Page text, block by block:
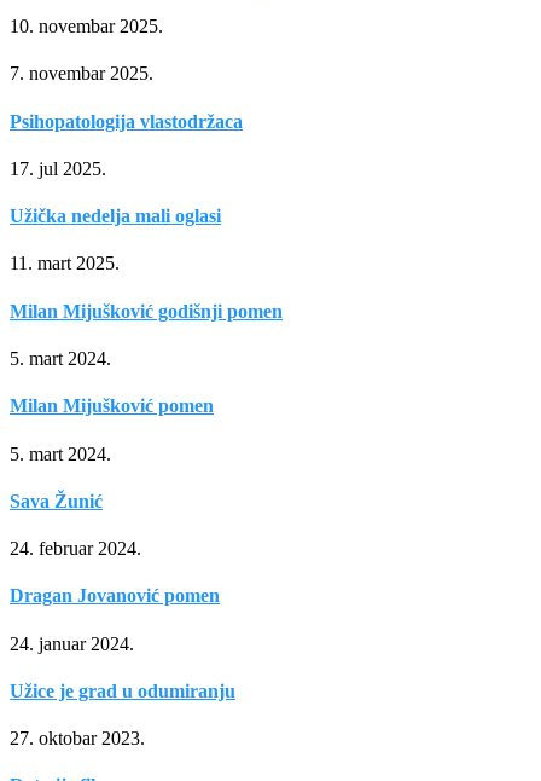
10. novembar 2025.
7. novembar 2025.
Psihopatologija vlastodržaca
17. jul 2025.
Užička nedelja mali oglasi
11. mart 2025.
Milan Mijušković godišnji pomen
5. mart 2024.
Milan Mijušković pomen
5. mart 2024.
Sava Žunić
24. februar 2024.
Dragan Jovanović pomen
24. januar 2024.
Užice je grad u odumiranju
27. oktobar 2023.